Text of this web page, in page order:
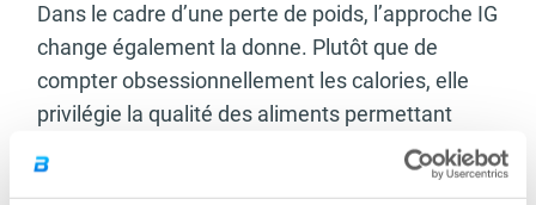
Dans le cadre d’une perte de poids, l’approche IG
change également la donne. Plutôt que de
compter obsessionnellement les calories, elle
privilégie la qualité des aliments permettant
ainsi une satiété prolongée, des envies de
grignotage et un stockage de gras